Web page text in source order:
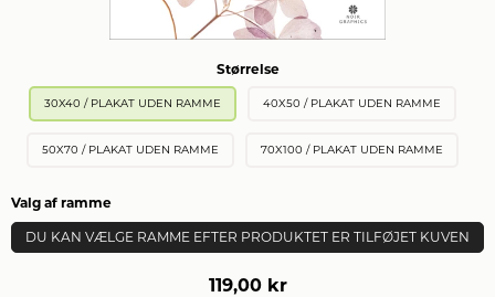
Størrelse
30X40 / PLAKAT UDEN RAMME 40X50 / PLAKAT UDEN RAMME
50X70 / PLAKAT UDEN RAMME 70X100 / PLAKAT UDEN RAMME
Valg af ramme
DU KAN VÆLGE RAMME EFTER PRODUKTET ER TILFØJET KUVEN
119,00 kr